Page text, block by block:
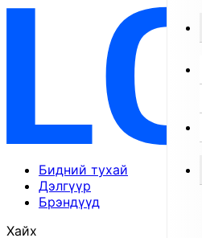
Бидний тухай
Дэлгүүр
Брэндүүд
Хайх